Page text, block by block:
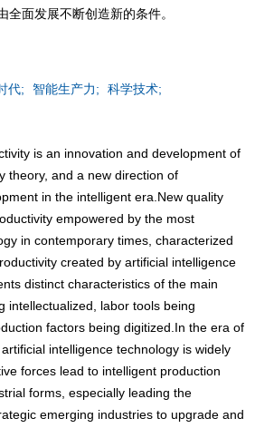
全面发展不断创造新的条件。
代; 智能生产力; 科学技术;
is an innovation and development of
theory, and a new direction of
in the intelligent era.New quality
empowered by the most
in contemporary times, characterized
created by artificial intelligence
distinct characteristics of the main
intellectualized, labor tools being
factors being digitized.In the era of
intelligence technology is widely
forces lead to intelligent production
forms, especially leading the
emerging industries to upgrade and